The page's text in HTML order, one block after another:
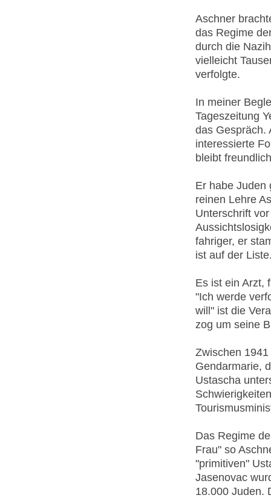
Aschner
das Regime
durch die
vielleicht
verfolgte.
In meiner
Tageszeitung
das Gespräch.
interessierte
bleibt
Er habe Juden
reinen Lehre
Unterschrift
fahriger, er
ist auf der
Es ist ein Arzt,
"Ich werde
will" ist die
zog um seine
Zwischen
Gendarmarie,
Ustascha
Das Regime
Frau" so
"primitiven"
Jasenovac
18.000 Juden.